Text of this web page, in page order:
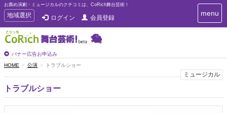
お薦め演劇・ミュージカルのクチコミは、CoRich舞台芸術！
T
o
g
g
e
n
a
v
i
地域選択 ログイン 会員登録
バナー広告お申込み
T
o
n
i
menu
HOME 公演 トラブルショー
ミュージカル
トラブルショー